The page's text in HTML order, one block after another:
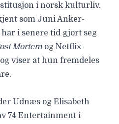
i norsk kulturliv.
som Juni Anker-
har i senere tid gjort seg
Mortem og Netflix-
viser at hun fremdeles
Udnæs og Elisabeth
74 Entertainment i